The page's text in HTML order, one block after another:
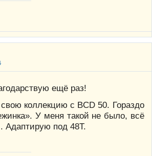
ещё раз!
коллекцию с BCD 50. Гораздо
У меня такой не было, всё
Адаптирую под 48T.